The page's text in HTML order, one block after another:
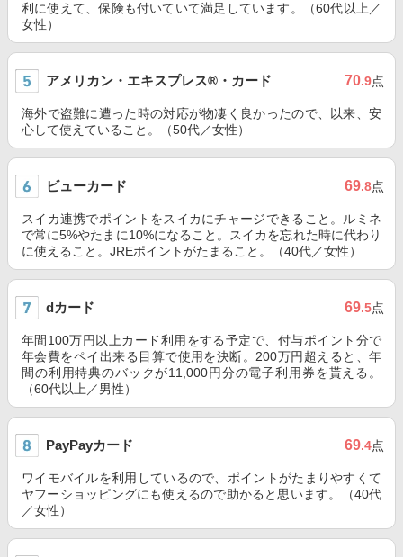
利に使えて、保険も付いていて満足しています。（60代以上／
女性）
アメリカン・エキスプレス®・カード 70.9点
海外で盗難に遭った時の対応が物凄く良かったので、以来、安
心して使えていること。（50代／女性）
ビューカード 69.8点
スイカ連携でポイントをスイカにチャージできること。ルミネ
で常に5%やたまに10%になること。スイカを忘れた時に代わり
に使えること。JREポイントがたまること。（40代／女性）
dカード 69.5点
年間100万円以上カード利用をする予定で、付与ポイント分で
年会費をペイ出来る目算で使用を決断。200万円超えると、年
間の利用特典のバックが11,000円分の電子利用券を貰える。
（60代以上／男性）
PayPayカード 69.4点
ワイモバイルを利用しているので、ポイントがたまりやすくて
ヤフーショッピングにも使えるので助かると思います。（40代
／女性）